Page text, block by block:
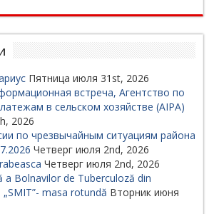
Пятница июля 31st, 2026
встреча, Агентство по
в сельском хозяйстве (AIPA)
2026
по чрезвычайным ситуациям района
Четверг июля 2nd, 2026
Четверг июля 2nd, 2026
a Bolnavilor de Tuberculoză din
masa rotundă Вторник июня